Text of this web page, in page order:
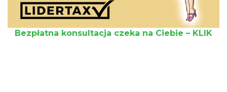
Bezpłatna konsultacja czeka na Ciebie – KLIK